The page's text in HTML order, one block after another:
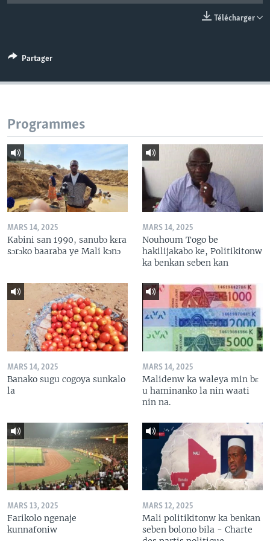
Télécharger
Partager
Programmes
MARS 14, 2025
Kabini san 1990, sanubɔ kɛra
sɔrɔko baaraba ye Mali kɔnɔ
MARS 14, 2025
Nouhoum Togo be
hakilijakabo ke, Politikitonw
ka benkan seben kan
MARS 14, 2025
Banako sugu cogoya sunkalo
la
MARS 14, 2025
Malidenw ka waleya min bɛ
u haminanko la nin waati
nin na.
MARS 13, 2025
Farikolo ngenaje
kunnafoniw
MARS 12, 2025
Mali politikitonw ka benkan
seben bolono bila - Charte